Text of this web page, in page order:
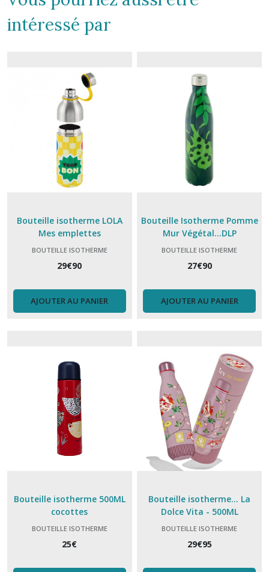
intéressé par
Bouteille isotherme LOLA
Mes emplettes
BOUTEILLE ISOTHERME
29€90
AJOUTER AU PANIER
Bouteille Isotherme Pomme
Mur Végétal...DLP
BOUTEILLE ISOTHERME
27€90
AJOUTER AU PANIER
Bouteille isotherme 500ML
cocottes
BOUTEILLE ISOTHERME
25€
Bouteille isotherme... La
Dolce Vita - 500ML
BOUTEILLE ISOTHERME
29€95